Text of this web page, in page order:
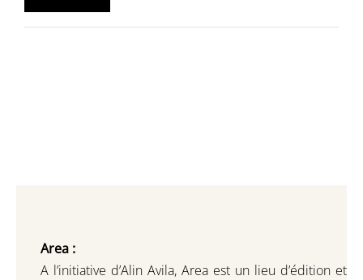
Area :
A l’initiative d’Alin Avila, Area est un lieu d’édition et